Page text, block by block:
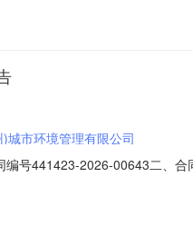
城市环境管理有限公司
号441423-2026-00643二、
公司地址：梅州市丰顺县汤坑